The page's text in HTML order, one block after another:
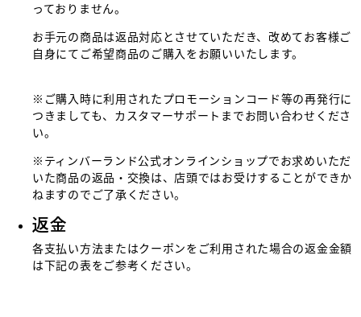
っておりません。
お手元の商品は返品対応とさせていただき、改めてお客様ご
自身にてご希望商品のご購入をお願いいたします。
※ご購入時に利用されたプロモーションコード等の再発行に
つきましても、カスタマーサポートまでお問い合わせくださ
い。
※ティンバーランド公式オンラインショップでお求めいただ
いた商品の返品・交換は、店頭ではお受けすることができか
ねますのでご了承ください。
返金
各支払い方法またはクーポンをご利用された場合の返金金額
は下記の表をご参考ください。